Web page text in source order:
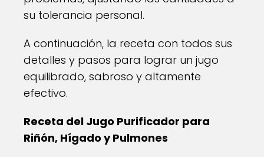
su tolerancia personal.
A continuación, la receta con todos sus
detalles y pasos para lograr un jugo
equilibrado, sabroso y altamente
efectivo.
Receta del Jugo Purificador para
Riñón, Hígado y Pulmones